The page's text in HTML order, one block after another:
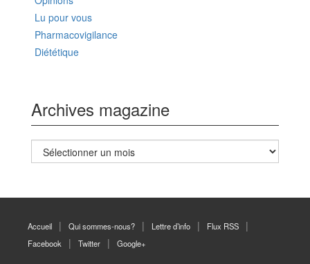
Lu pour vous
Pharmacovigilance
Diététique
Archives magazine
Archives
magazine
Accueil Qui sommes-nous? Lettre d’info
Flux RSS
Facebook
Twitter Google+